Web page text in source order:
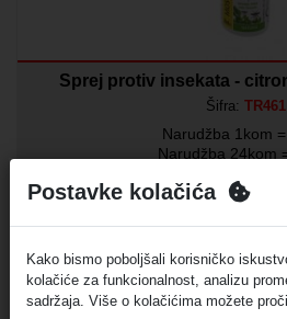
Sprej protiv insekata -
Šifra: TR461
Narudžba 1kom
Narudžba 24kom
Sastav: 92% voda,
Nije prikladno za djecu mlađu od
alergija
Min. količina za
Postavke kolačića
Kako bismo poboljšali korisničko
kolačiće za funkcionalnost, analizu
sadržaja. Više o kolačićima možete